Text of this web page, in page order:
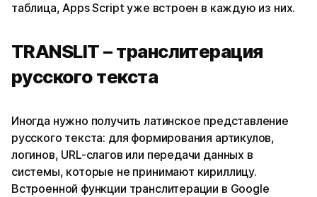
таблица, Apps Script уже встроен в каждую из них.
TRANSLIT – транслитерация
русского текста
Иногда нужно получить латинское представление
русского текста: для формирования артикулов,
логинов, URL-слагов или передачи данных в
системы, которые не принимают кириллицу.
Встроенной функции транслитерации в Google